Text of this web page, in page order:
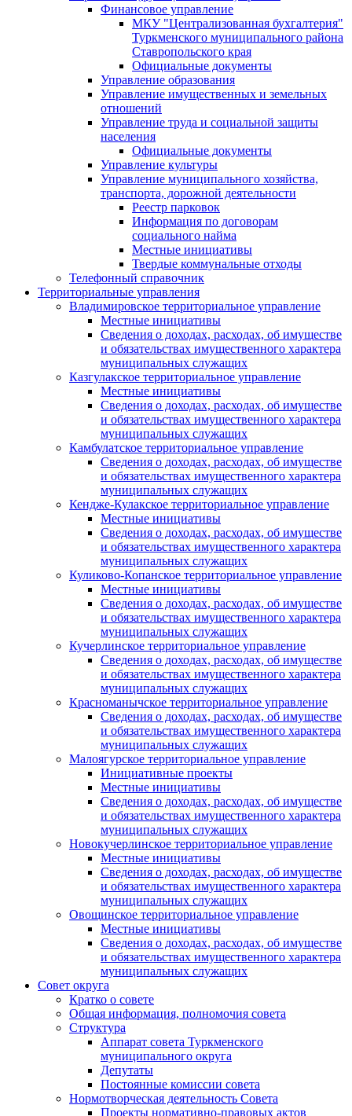
Финансовое управление
МКУ "Централизованная бухгалтерия"
Туркменского муниципального района
Ставропольского края
Официальные документы
Управление образования
Управление имущественных и земельных
отношений
Управление труда и социальной защиты
населения
Официальные документы
Управление культуры
Управление муниципального хозяйства,
транспорта, дорожной деятельности
Реестр парковок
Информация по договорам
социального найма
Местные инициативы
Твердые коммунальные отходы
Телефонный справочник
Территориальные управления
Владимировское территориальное управление
Местные инициативы
Сведения о доходах, расходах, об имуществе
и обязательствах имущественного характера
муниципальных служащих
Казгулакское территориальное управление
Местные инициативы
Сведения о доходах, расходах, об имуществе
и обязательствах имущественного характера
муниципальных служащих
Камбулатское территориальное управление
Сведения о доходах, расходах, об имуществе
и обязательствах имущественного характера
муниципальных служащих
Кендже-Кулакское территориальное управление
Местные инициативы
Сведения о доходах, расходах, об имуществе
и обязательствах имущественного характера
муниципальных служащих
Куликово-Копанское территориальное управление
Местные инициативы
Сведения о доходах, расходах, об имуществе
и обязательствах имущественного характера
муниципальных служащих
Кучерлинское территориальное управление
Сведения о доходах, расходах, об имуществе
и обязательствах имущественного характера
муниципальных служащих
Красноманычское территориальное управление
Сведения о доходах, расходах, об имуществе
и обязательствах имущественного характера
муниципальных служащих
Малоягурское территориальное управление
Инициативные проекты
Местные инициативы
Сведения о доходах, расходах, об имуществе
и обязательствах имущественного характера
муниципальных служащих
Новокучерлинское территориальное управление
Местные инициативы
Сведения о доходах, расходах, об имуществе
и обязательствах имущественного характера
муниципальных служащих
Овощинское территориальное управление
Местные инициативы
Сведения о доходах, расходах, об имуществе
и обязательствах имущественного характера
муниципальных служащих
Совет округа
Кратко о совете
Общая информация, полномочия совета
Структура
Аппарат совета Туркменского
муниципального округа
Депутаты
Постоянные комиссии совета
Нормотворческая деятельность Совета
Проекты нормативно-правовых актов